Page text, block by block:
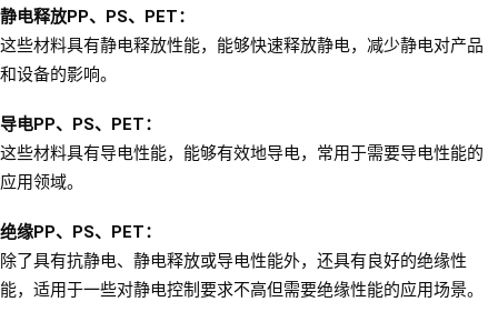
静电释放PP、PS、PET：
这些材料具有静电释放性能，能够快速释放静电，减少静电对产品
和设备的影响。
导电PP、PS、PET：
这些材料具有导电性能，能够有效地导电，常用于需要导电性能的
应用领域。
绝缘PP、PS、PET：
除了具有抗静电、静电释放或导电性能外，还具有良好的绝缘性
能，适用于一些对静电控制要求不高但需要绝缘性能的应用场景。